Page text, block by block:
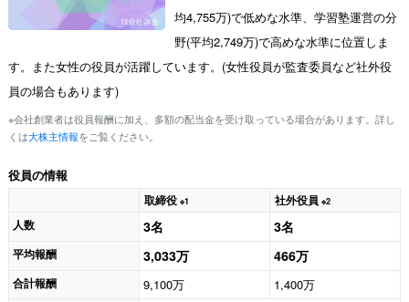
均4,755万)で低めな水準、学習塾運営の分
野(平均2,749万)で高めな水準に位置しま
す。また女性の役員が活躍しています。(女性役員が監査委員など社外役
員の場合もあります)
※会社創業者は役員報酬に加え、多額の配当金を受け取っている場合があります。詳し
くは大株主情報をご覧ください。
役員の情報
取締役 ※1 社外役員 ※2
人数 3名 3名
平均報酬 3,033万 466万
合計報酬 9,100万 1,400万